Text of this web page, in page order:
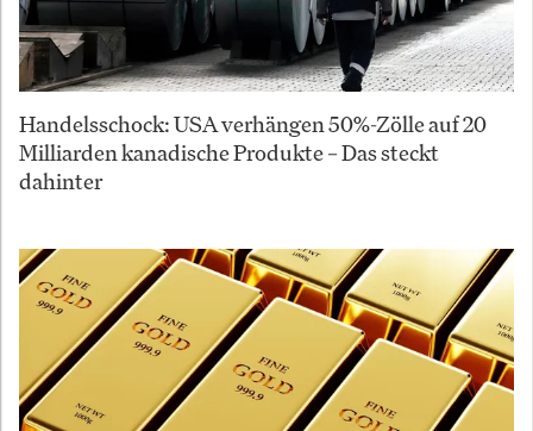
Handelsschock: USA verhängen 50%-Zölle auf 20
Milliarden kanadische Produkte – Das steckt
dahinter